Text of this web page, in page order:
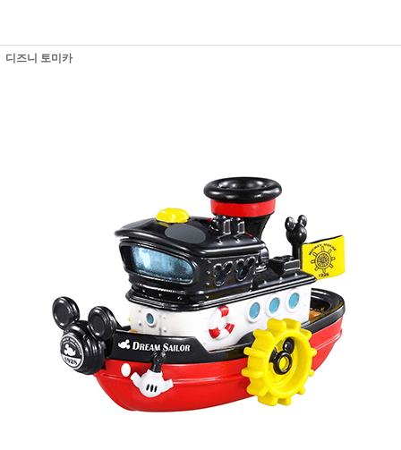
디즈니 토미카